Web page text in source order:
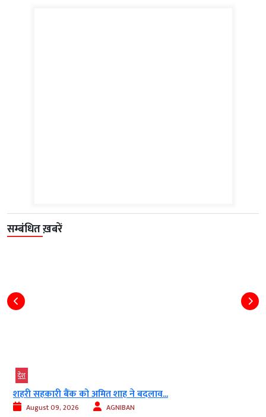
सम्बंधित ख़बरें
देश
IIT दिल्ली के कार्यक्रम पर सियासी विवाद तेज,...
August 09, 2026 AGNIBAN